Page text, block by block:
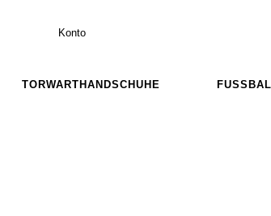
Konto
TORWARTHANDSCHUHE